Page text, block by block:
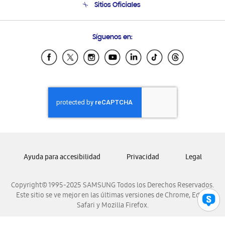
Condiciones de Compra
Soporte vía eMail
Sitios Oficiales
Samsung Ecuador
Samsung El Salvador
Samsung Honduras
Samsung Nicaragua
Samsung Panamá
Samsung Venezuela
Síguenos en:
Copyright© 1995-2025 SAMSUNG Todos los Derechos Reservados.
Este sitio se ve mejor en las últimas versiones de Chrome, Edge,
Safari y Mozilla Firefox.
Ayuda para accesibilidad Privacidad Legal